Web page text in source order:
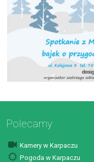
Polecamy
Kamery w Karpaczu
Pogoda w Karpaczu